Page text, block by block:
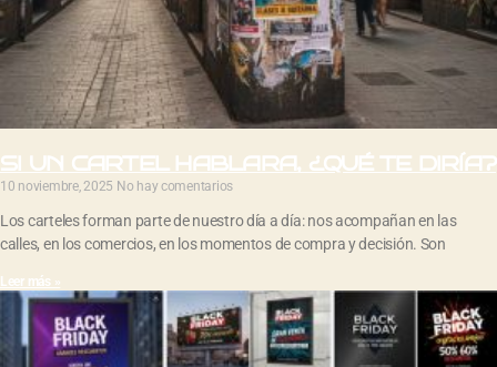
SI UN CARTEL HABLARA, ¿QUÉ TE DIRÍA?
10 noviembre, 2025 No hay comentarios
Los carteles forman parte de nuestro día a día: nos acompañan en las
calles, en los comercios, en los momentos de compra y decisión. Son
Leer más »